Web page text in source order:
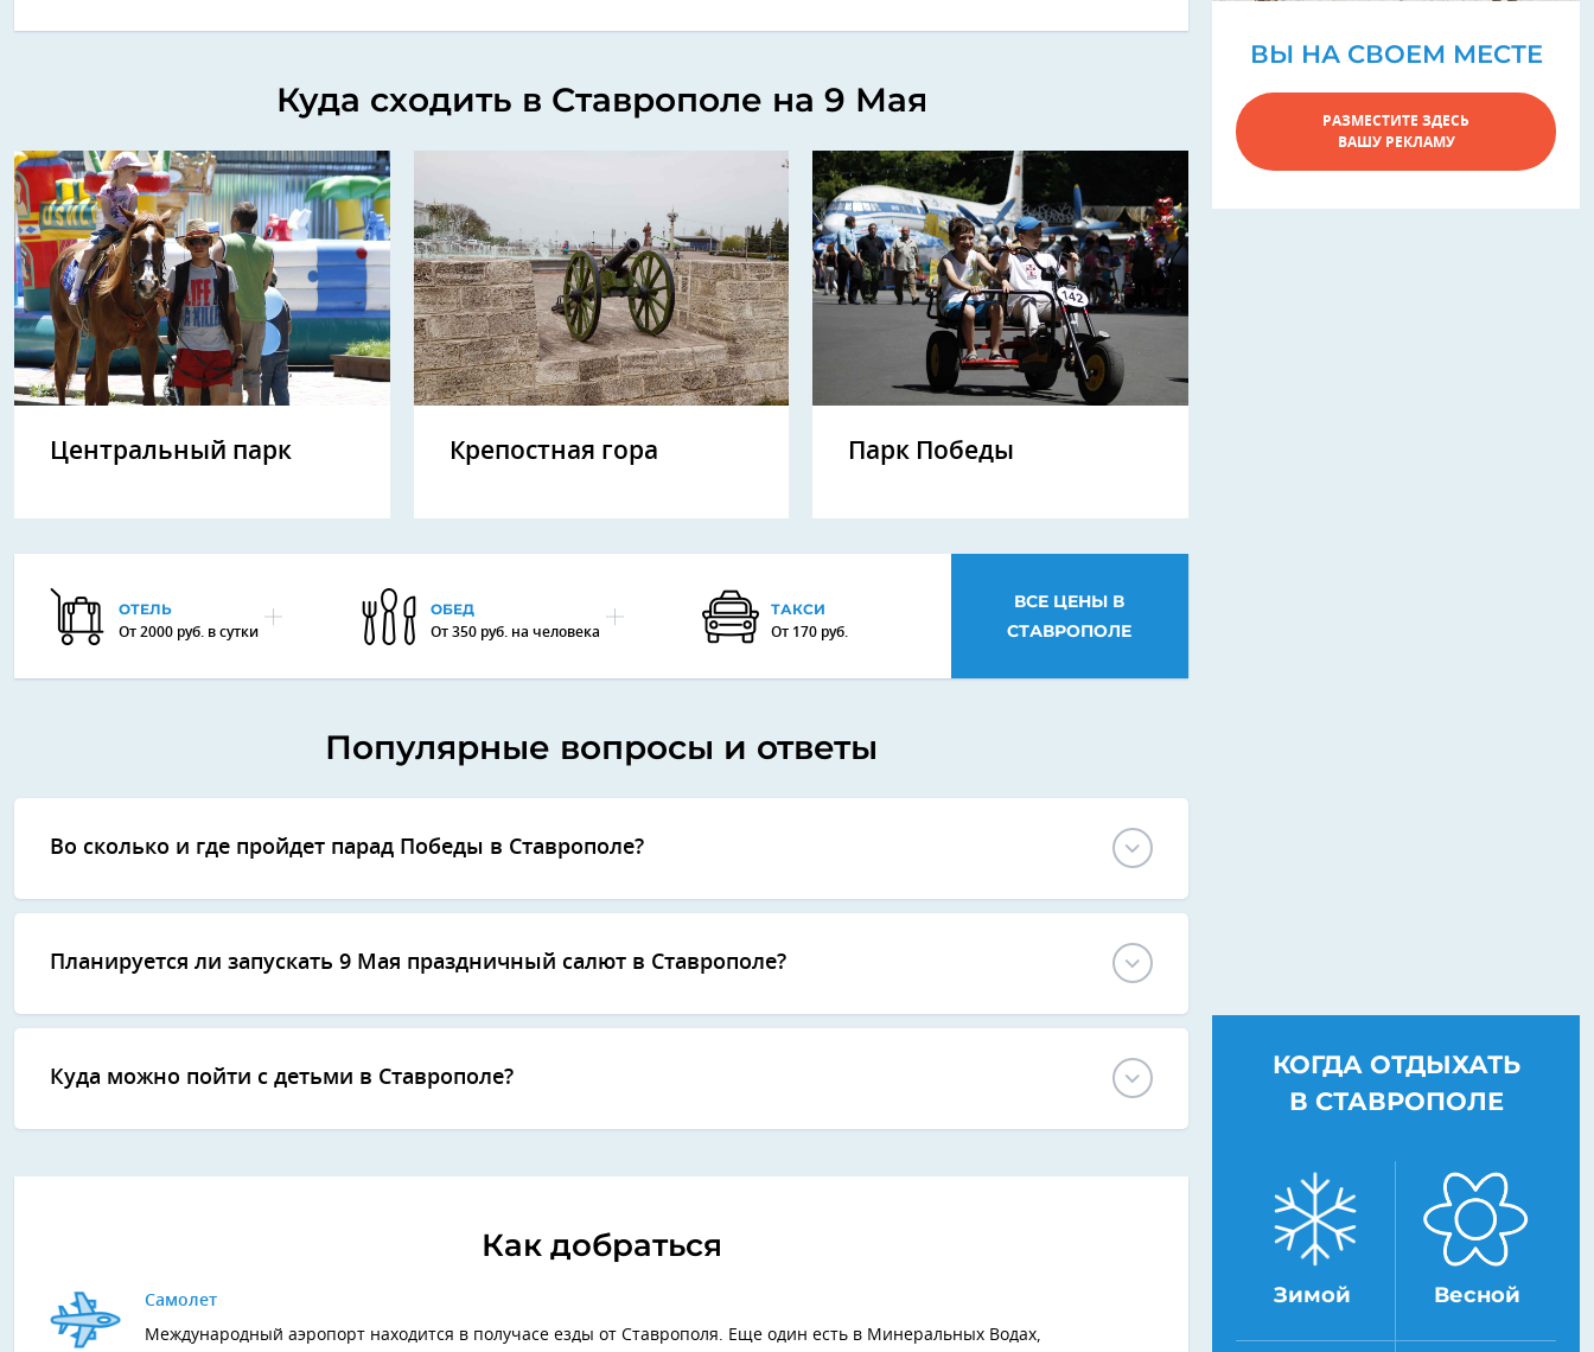
Куда сходить в Ставрополе на 9 Мая
Центральный парк Крепостная гора Парк Победы
ОТЕЛЬ
От 2000 руб. в сутки
ОБЕД
От 350 руб. на человека
ТАКСИ
От 170 руб.
ВСЕ ЦЕНЫ В
СТАВРОПОЛЕ
Популярные вопросы и ответы
Во сколько и где пройдет парад Победы в Ставрополе?
Планируется ли запускать 9 Мая праздничный салют в Ставрополе?
Куда можно пойти с детьми в Ставрополе?
Как добраться
Самолет
Международный аэропорт находится в получасе езды от Ставрополя. Еще один есть в Минеральных Водах,
ВЫ НА СВОЕМ МЕСТЕ
РАЗМЕСТИТЕ ЗДЕСЬ
ВАШУ РЕКЛАМУ
КОГДА ОТДЫХАТЬ
В СТАВРОПОЛЕ
Зимой Весной